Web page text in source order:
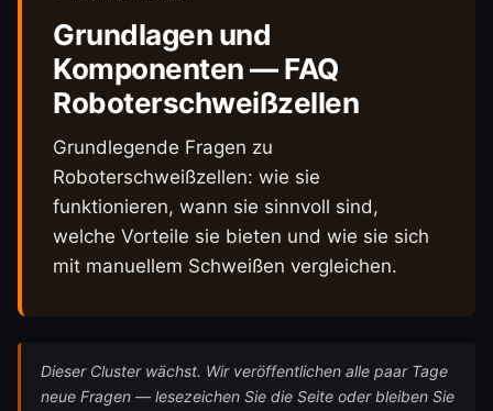
Grundlagen und
Komponenten — FAQ
Roboterschweißzellen
Grundlegende Fragen zu
Roboterschweißzellen: wie sie
funktionieren, wann sie sinnvoll sind,
welche Vorteile sie bieten und wie sie sich
mit manuellem Schweißen vergleichen.
Dieser Cluster wächst. Wir veröffentlichen alle paar Tage
neue Fragen — lesezeichen Sie die Seite oder bleiben Sie